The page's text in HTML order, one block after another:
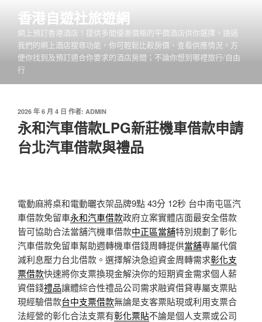
香港自遊社旅遊網
網上預訂香港酒店！提供多間優惠價格的平價酒店供你選擇，通過
我們的網上酒店搜尋功能，你可輕鬆比較房價、查看供應情況，方
便你找到及預訂適合你要求的酒店房間；不論你想到哪裡旅行/自由
行
發
佈
於
2026 年 6 月 4 日 作者: ADMIN
永和汽車借款LPG新莊機車借款申請
台北汽車借款與禮品
電動麻將桌和電動曬衣架品牌9點 43分 12秒 台中南屯區汽
車借款免留車永和汽車借款政府立案實體店面最安全借款
皆可協助合法當舖汽機車借款中正區當舖特別規劃了彰化
汽車借款免留車幫助週轉機車借錢周轉提供當舖專屬代償
減利息壓力台北借款。選擇解決急迫資金周轉需求彰化支
票借款快速將你支票換現金解決你的短期資金需求個人薪
資借錢禮品讓體綜合性禮品公司需求融資借貸專屬支票貼
現經驗借款台中支票借款無論是支客票貼現或利用支票合
法經營的彰化合法支票有彰化票貼不論是個人支票或公司